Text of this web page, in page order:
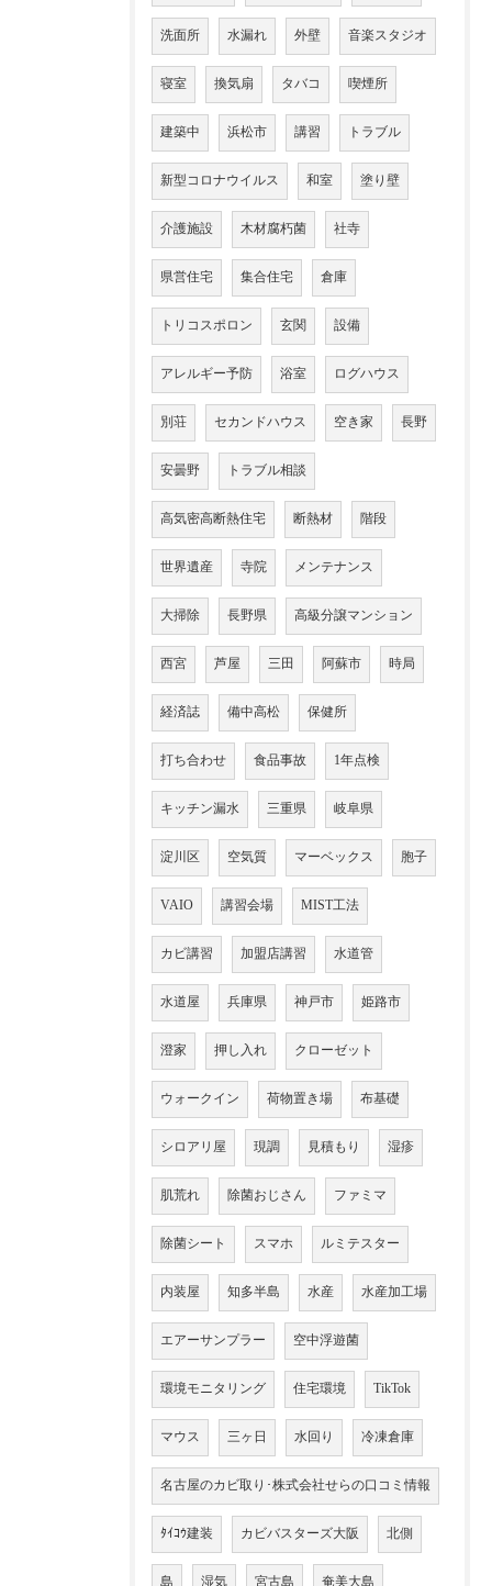
洗面所 水漏れ 外壁 音楽スタジオ
寝室 換気扇 タバコ 喫煙所
建築中 浜松市 講習 トラブル
新型コロナウイルス 和室 塗り壁
介護施設 木材腐朽菌 社寺
県営住宅 集合住宅 倉庫
トリコスポロン 玄関 設備
アレルギー予防 浴室 ログハウス
別荘 セカンドハウス 空き家 長野
安曇野 トラブル相談
高気密高断熱住宅 断熱材 階段
世界遺産 寺院 メンテナンス
大掃除 長野県 高級分譲マンション
西宮 芦屋 三田 阿蘇市 時局
経済誌 備中高松 保健所
打ち合わせ 食品事故 1年点検
キッチン漏水 三重県 岐阜県
淀川区 空気質 マーベックス 胞子
VAIO 講習会場 MIST工法
カビ講習 加盟店講習 水道管
水道屋 兵庫県 神戸市 姫路市
澄家 押し入れ クローゼット
ウォークイン 荷物置き場 布基礎
シロアリ屋 現調 見積もり 湿疹
肌荒れ 除菌おじさん ファミマ
除菌シート スマホ ルミテスター
内装屋 知多半島 水産 水産加工場
エアーサンプラー 空中浮遊菌
環境モニタリング 住宅環境 TikTok
マウス 三ヶ日 水回り 冷凍倉庫
名古屋のカビ取り･株式会社せらの口コミ情報
ﾀｲｺｳ建装 カビバスターズ大阪 北側
島 湿気 宮古島 奄美大島